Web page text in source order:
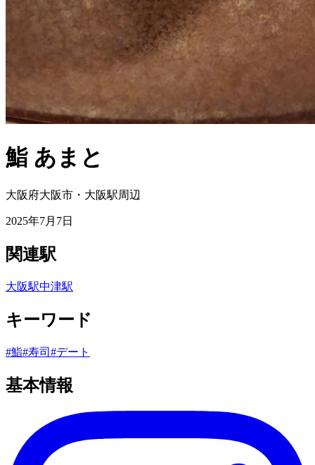
鮨 あまと
大阪府大阪市・大阪駅周辺
2025年7月7日
関連駅
大阪駅中津駅
キーワード
#鮨#寿司 #デート
基本情報